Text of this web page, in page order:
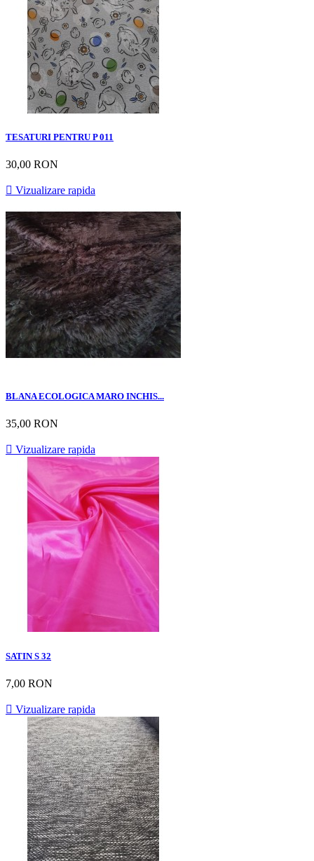
TESATURI PENTRU P 011
30,00 RON
 Vizualizare rapida
BLANA ECOLOGICA MARO INCHIS...
35,00 RON
 Vizualizare rapida
SATIN S 32
7,00 RON
 Vizualizare rapida